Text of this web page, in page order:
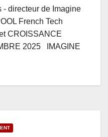
directeur de Imagine
French Tech
CROISSANCE
2025 IMAGINE